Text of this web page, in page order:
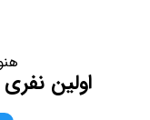
اولین